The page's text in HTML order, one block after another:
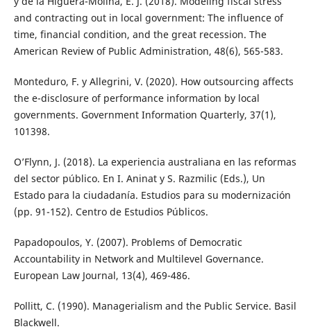
and contracting out in local government: The influence of
time, financial condition, and the great recession. The
American Review of Public Administration, 48(6), 565-583.
Monteduro, F. y Allegrini, V. (2020). How outsourcing affects
the e-disclosure of performance information by local
governments. Government Information Quarterly, 37(1),
101398.
O’Flynn, J. (2018). La experiencia australiana en las reformas
del sector público. En I. Aninat y S. Razmilic (Eds.), Un
Estado para la ciudadanía. Estudios para su modernización
(pp. 91-152). Centro de Estudios Públicos.
Papadopoulos, Y. (2007). Problems of Democratic
Accountability in Network and Multilevel Governance.
European Law Journal, 13(4), 469-486.
Pollitt, C. (1990). Managerialism and the Public Service. Basil
Blackwell.